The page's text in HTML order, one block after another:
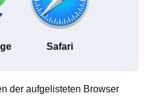
Safari
der aufgelisteten Browser